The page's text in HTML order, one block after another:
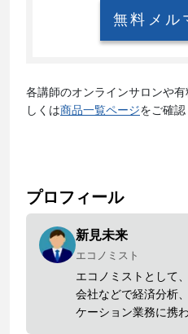
無料メル
各講師のオンラインサロンや
しくは商品一覧ページをご確認
プロフィール
新見未来
エコノミスト
エコノミストとして
会社などで経済分析
ケーション業務に携わ